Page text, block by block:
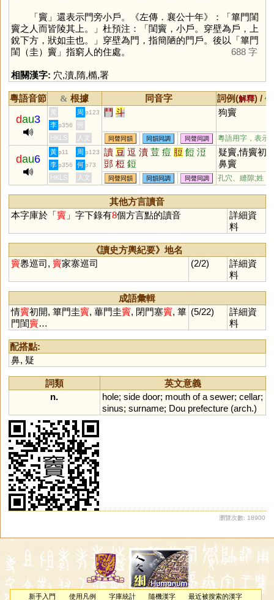
「竇 」還表示門旁小戶。《左傳．襄公十年》：「篳門閨
竇之人而皆陵其上。」杜預注：「閨竇，小戶。穿壁為戶，上
銳下方，狀如圭也。」穿壁為門，指簡陋的門戶。後以「篳門
閨（圭）竇」指窮人的住處。
688 字
相關漢字: 穴,瀆,隋,橢,署
粵語音節 & 根據 同音字 詞例(解釋) /
dau3
黃 周 p123 鬥 斗 狗竇
李 p356
何
HKLS
人文 同聲同韻 同韻同調 同聲同調 粵語用字，表示
dau6
黃 p11 周 p123 讀 豆 逗 瀆 荳 痘 脰 餖 浢
郖 梪 鋀
疑竇,情竇初
鼻竇
李 p356 何 p73
HKLS 人文 同聲同韻 同韻同調 同聲同調 孔穴、縫隙;姓
其他方言讀音
本字庫於「竇 」字下錄有8個方言點的讀音
詳細資
料
《讀史方輿紀要》地名
竇嶴巡司, 竇家寨巡司 (2/2)
詳細資
料
成語彙輯
情竇初開, 篳門圭竇, 蓽門圭竇, 閉門塞竇, 篳
門閨竇…
(5/22)
詳細資
料
配搭點:
鼻, 疑
詞類
英文意義
n.
hole; side door; mouth of a sewer; cellar;
sinus; surname; Dou prefecture(arch.)
瀏覽次數: 18900
新手入門 使用凡例 字庫統計 隨機漢字 最近被搜索的漢字